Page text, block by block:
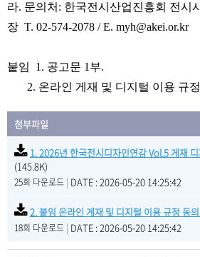
라. 문의처: 한국전시산업진흥회 전시
장 T. 02-574-2078 / E. myh@akei.or.kr
붙임 1 . 공고문 1부.
2. 온라인 게재 및 디지털 이용 규정
첨부파일
1. 2026년 한국전시디자인연감 Vol.5 게재
(145.8K)
25회 다운로드 | DATE : 2026-05-20 14:25:42
2. 붙임 온라인 게재 및 디지털 이용 규정 동
18회 다운로드 | DATE : 2026-05-20 14:25:42